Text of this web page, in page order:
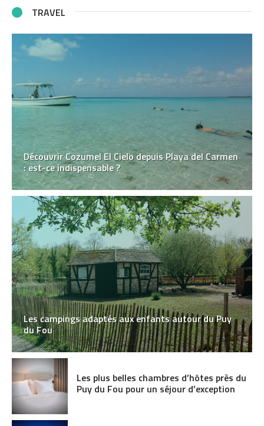
TRAVEL
Découvrir Cozumel El Cielo depuis Playa del Carmen
: est-ce indispensable ?
Les campings adaptés aux enfants autour du Puy
du Fou
Les plus belles chambres d’hôtes près du
Puy du Fou pour un séjour d’exception